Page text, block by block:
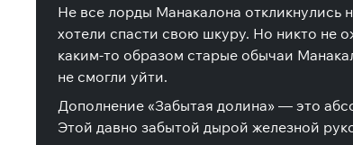
Не все лорды Манакалона откликнулись
хотели спасти свою шкуру. Но никто не
каким-то образом старые обычаи
не смогли уйти.
Дополнение «Забытая долина» — это
Этой давно забытой дырой железной